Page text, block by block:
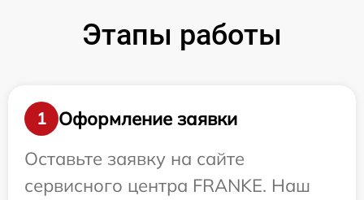
Этапы работы
1
Оформление заявки
Оставьте заявку на сайте
сервисного центра FRANKE. Наш